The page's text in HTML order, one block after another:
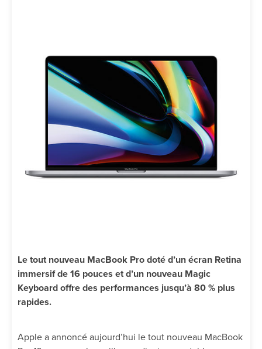
Le tout nouveau MacBook Pro doté d’un écran Retina
immersif de 16 pouces et d’un nouveau Magic
Keyboard offre des performances jusqu’à 80 % plus
rapides.
Apple a annoncé aujourd’hui le tout nouveau MacBook